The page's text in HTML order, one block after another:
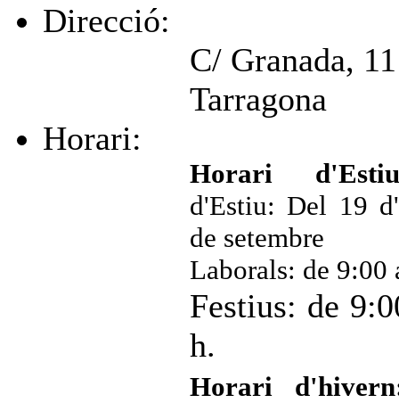
Direcció:
C/ Granada,
Tarragona
Horari:
Horari
d'Estiu: Del 19
de setembre
Laborals: de 9:00
Festius: de
h.
Horari